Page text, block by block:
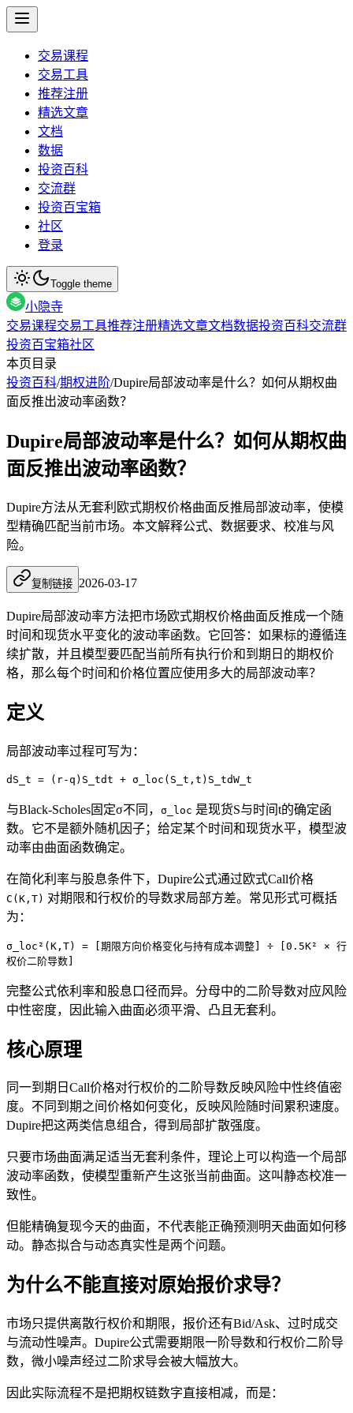
交易课程
交易工具
推荐注册
精选文章
文档
数据
投资百科
交流群
投资百宝箱
社区
登录
Toggle theme
小隐寺
交易课程交易工具推荐注册精选文章文档数据投资百科交流群
投资百宝箱社区
本页目录
投资百科/期权进阶/Dupire局部波动率是什么？如何从期权曲
面反推出波动率函数？
Dupire局部波动率是什么？如何从期权曲
面反推出波动率函数？
Dupire方法从无套利欧式期权价格曲面反推局部波动率，使模
型精确匹配当前市场。本文解释公式、数据要求、校准与风
险。
复制链接 2026-03-17
Dupire局部波动率方法把市场欧式期权价格曲面反推成一个随
时间和现货水平变化的波动率函数。它回答：如果标的遵循连
续扩散，并且模型要匹配当前所有执行价和到期日的期权价
格，那么每个时间和价格位置应使用多大的局部波动率？
定义
局部波动率过程可写为：
dS_t = (r-q)S_tdt + σ_loc(S_t,t)S_tdW_t
与Black-Scholes固定σ不同， σ_loc 是现货S与时间t的确定函
数。它不是额外随机因子；给定某个时间和现货水平，模型波
动率由曲面函数确定。
在简化利率与股息条件下，Dupire公式通过欧式Call价格
C(K,T) 对期限和行权价的导数求局部方差。常见形式可概括
为：
σ_loc²(K,T) = [期限方向价格变化与持有成本调整] ÷ [0.5K² × 行
权价二阶导数]
完整公式依利率和股息口径而异。分母中的二阶导数对应风险
中性密度，因此输入曲面必须平滑、凸且无套利。
核心原理
同一到期日Call价格对行权价的二阶导数反映风险中性终值密
度。不同到期之间价格如何变化，反映风险随时间累积速度。
Dupire把这两类信息组合，得到局部扩散强度。
只要市场曲面满足适当无套利条件，理论上可以构造一个局部
波动率函数，使模型重新产生这张当前曲面。这叫静态校准一
致性。
但能精确复现今天的曲面，不代表能正确预测明天曲面如何移
动。静态拟合与动态真实性是两个问题。
为什么不能直接对原始报价求导？
市场只提供离散行权价和期限，报价还有Bid/Ask、过时成交
与流动性噪声。Dupire公式需要期限一阶导数和行权价二阶导
数，微小噪声经过二阶求导会被大幅放大。
因此实际流程不是把期权链数字直接相减，而是：